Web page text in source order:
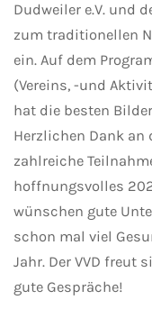
Dudweiler e.V. und
zum traditionellen
ein. Auf dem
(Vereins, -und
hat die besten
Herzlichen Dank
zahlreiche
hoffnungsvolles
wünschen gute
schon mal viel
Jahr. Der VVD freut
gute Gespräche!